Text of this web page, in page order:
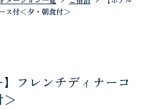
ス付＜夕・朝食付＞
】フレンチディナーコ